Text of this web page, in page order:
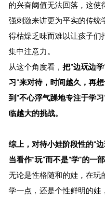
的兴奋阈值无法回落，这使
强刺激来讲更为平实的传统
得枯燥乏味而难以让孩子们
集中注意力。
从这个角度看， 把“边玩边
习”来对待，时间越久，再
到“不心浮气躁地专注于学
临越大的挑战。
综上，对待小娃阶段性的“
当看作“玩”而不是“学”的一部
无论是性格随和的娃，在玩
学一点，还是个性鲜明的娃